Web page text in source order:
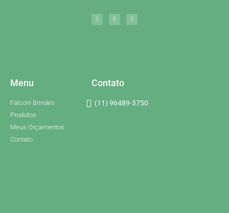
Menu
Falconi Brindes
Produtos
Meus Orçamentos
Contato
Contato
(11) 96489-3750